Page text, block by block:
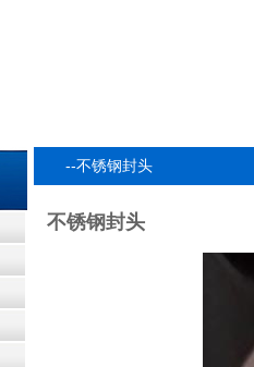
--不锈钢封头
不锈钢封头